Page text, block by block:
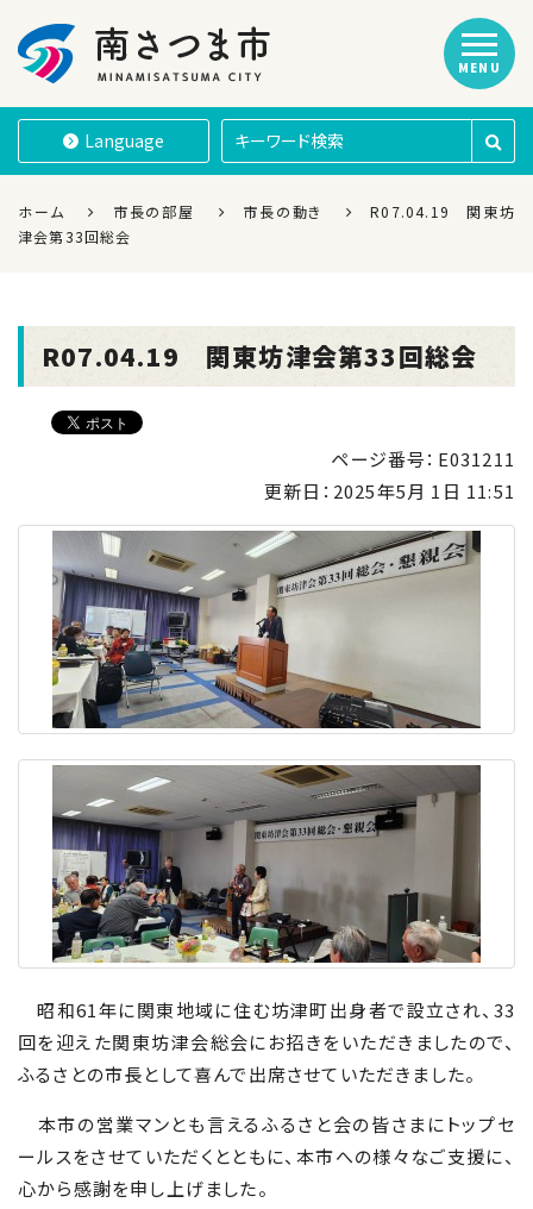
南さつま市
Language
MENU
ホーム 市長の部屋 市長の動き
R07.04.19 関東坊
津会第33回総会
R07.04.19 関東坊津会第33回総会
ページ番号：E031211
更新日： 2025年5月 1日 11:51
昭和61年に関東地域に住む坊津町出身者で設立され、 33
回を迎えた関東坊津会総会にお招きをいただきましたので、
ふるさとの市長として喜んで出席させていただきました。
本市の営業マンとも言えるふるさと会の皆さまにトップセ
ールスをさせていただくとともに、本市への様々なご支援に、
心から感謝を申し上げました。